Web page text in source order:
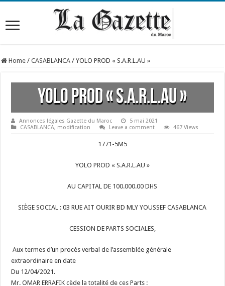
Home / CASABLANCA / YOLO PROD « S.A.R.L.AU »
YOLO PROD « S.A.R.L.AU »
Annonces légales Gazette du Maroc
5 mai 2021
CASABLANCA, modification Leave a comment 467 Views
1771-5M5
YOLO PROD « S.A.R.L.AU »
AU CAPITAL DE 100.000.00 DHS
SIÈGE SOCIAL : 03 RUE AIT OURIR BD MLY YOUSSEF CASABLANCA
CESSION DE PARTS SOCIALES,
Aux termes d’un procès verbal de l’assemblée générale
extraordinaire en date
Du 12/04/2021.
Mr. OMAR ERRAFIK cède la totalité de ces Parts :